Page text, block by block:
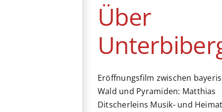
Über
Eröffnungsfilm zwischen
Wald und Pyramiden: Matthias
Ditscherleins Musik- und